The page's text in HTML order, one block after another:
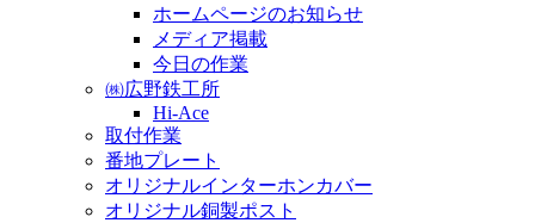
ホームページのお知らせ
メディア掲載
今日の作業
㈱広野鉄工所
Hi-Ace
取付作業
番地プレート
オリジナルインターホンカバー
オリジナル銅製ポスト